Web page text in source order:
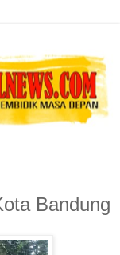
Bandung